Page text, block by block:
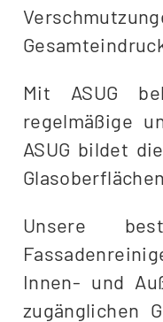
Mit ASUG
regelmäßige
ASUG bildet
Unsere
Innen- und
zugänglichen